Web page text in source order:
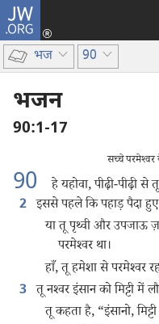
JW.ORG
भज 90
भजन
90:1-17
सच्चे
90 हे यहोवा, पीढ़ी-पीढ़ी से
2 इससे पहले कि पहाड़ पैदा
या तू पृथ्वी और उपजाऊ
परमेश्‍वर था।
हाँ, तू हमेशा से परमेश्‍वर
3 तू नश्‍वर इंसान को मिट्टी में
तू कहता है, “इंसानो,